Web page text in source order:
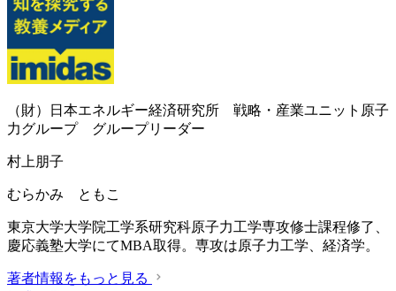
（財）日本エネルギー経済研究所 戦略・産業ユニット原子
力グループ グループリーダー
村上朋子
むらかみ ともこ
東京大学大学院工学系研究科原子力工学専攻修士課程修了、
慶応義塾大学にてMBA取得。専攻は原子力工学、経済学。
著者情報をもっと見る